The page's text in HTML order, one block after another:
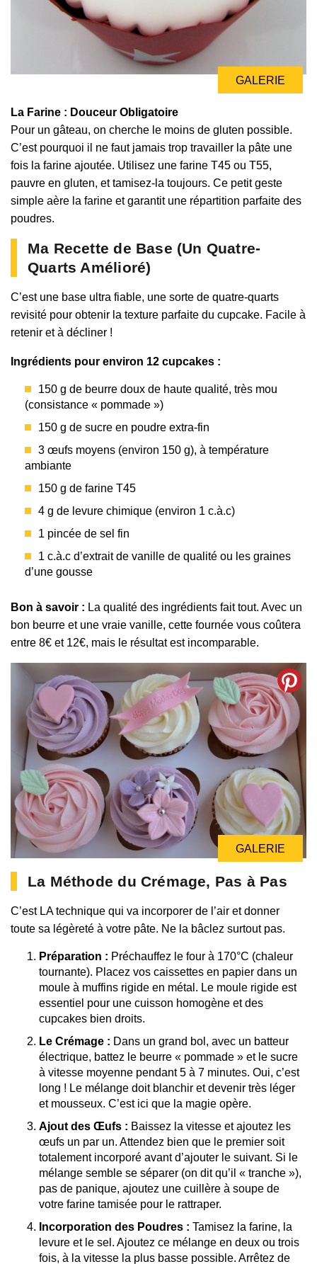
GALERIE
La Farine : Douceur Obligatoire
Pour un gâteau, on cherche le moins de gluten possible.
C’est pourquoi il ne faut jamais trop travailler la pâte une
fois la farine ajoutée. Utilisez une farine T45 ou T55,
pauvre en gluten, et tamisez-la toujours. Ce petit geste
simple aère la farine et garantit une répartition parfaite des
poudres.
Ma Recette de Base (Un Quatre-
Quarts Amélioré)
C’est une base ultra fiable, une sorte de quatre-quarts
revisité pour obtenir la texture parfaite du cupcake. Facile à
retenir et à décliner !
Ingrédients pour environ 12 cupcakes :
150 g de beurre doux de haute qualité, très mou
(consistance « pommade »)
150 g de sucre en poudre extra-fin
3 œufs moyens (environ 150 g), à température
ambiante
150 g de farine T45
4 g de levure chimique (environ 1 c.à.c)
1 pincée de sel fin
1 c.à.c d’extrait de vanille de qualité ou les graines
d’une gousse
Bon à savoir : La qualité des ingrédients fait tout. Avec un
bon beurre et une vraie vanille, cette fournée vous coûtera
entre 8€ et 12€, mais le résultat est incomparable.
GALERIE
La Méthode du Crémage, Pas à Pas
C’est LA technique qui va incorporer de l’air et donner
toute sa légèreté à votre pâte. Ne la bâclez surtout pas.
Préparation : Préchauffez le four à 170°C (chaleur
tournante). Placez vos caissettes en papier dans un
moule à muffins rigide en métal. Le moule rigide est
essentiel pour une cuisson homogène et des
cupcakes bien droits.
Le Crémage : Dans un grand bol, avec un batteur
électrique, battez le beurre « pommade » et le sucre
à vitesse moyenne pendant 5 à 7 minutes. Oui, c’est
long ! Le mélange doit blanchir et devenir très léger
et mousseux. C’est ici que la magie opère.
Ajout des Œufs : Baissez la vitesse et ajoutez les
œufs un par un. Attendez bien que le premier soit
totalement incorporé avant d’ajouter le suivant. Si le
mélange semble se séparer (on dit qu’il « tranche »),
pas de panique, ajoutez une cuillère à soupe de
votre farine tamisée pour le rattraper.
Incorporation des Poudres : Tamisez la farine, la
levure et le sel. Ajoutez ce mélange en deux ou trois
fois, à la vitesse la plus basse possible. Arrêtez de